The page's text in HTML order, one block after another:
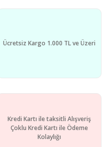
görüntülenemiyor.
Ücretsiz Kargo 1.000 TL ve Üzeri
Kredi Kartı ile taksitli Alışveriş
Çoklu Kredi Kartı ile Ödeme
Kolaylığı